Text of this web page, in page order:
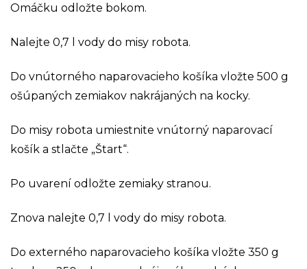
Omáčku odložte bokom.
Nalejte 0,7 l vody do misy robota.
Do vnútorného naparovacieho košíka vložte 500 g
ošúpaných zemiakov nakrájaných na kocky.
Do misy robota umiestnite vnútorný naparovací
košík a stlačte „Štart“.
Po uvarení odložte zemiaky stranou.
Znova nalejte 0,7 l vody do misy robota.
Do externého naparovacieho košíka vložte 350 g